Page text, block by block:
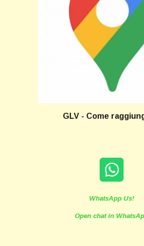
GLV - Come
WhatsApp Us!
Open chat in